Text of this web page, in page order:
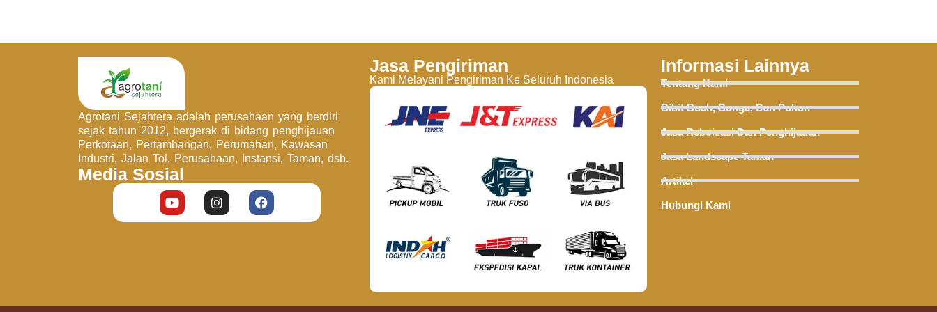
Agrotani Sejahtera adalah perusahaan yang berdiri
sejak tahun 2012, bergerak di bidang penghijauan
Perkotaan, Pertambangan, Perumahan, Kawasan
Industri, Jalan Tol, Perusahaan, Instansi, Taman, dsb.
Media Sosial
Jasa Pengiriman
Kami Melayani Pengiriman Ke Seluruh Indonesia
Informasi Lainnya
Tentang Kami
Bibit Buah, Bunga, Dan Pohon
Jasa Reboisasi Dan Penghijauan
Jasa Landscape Taman
Artikel
Hubungi Kami